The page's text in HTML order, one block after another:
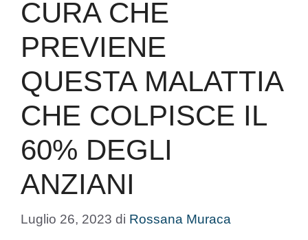
CURA CHE
PREVIENE
QUESTA MALATTIA
CHE COLPISCE IL
60% DEGLI
ANZIANI
Luglio 26, 2023 di Rossana Muraca